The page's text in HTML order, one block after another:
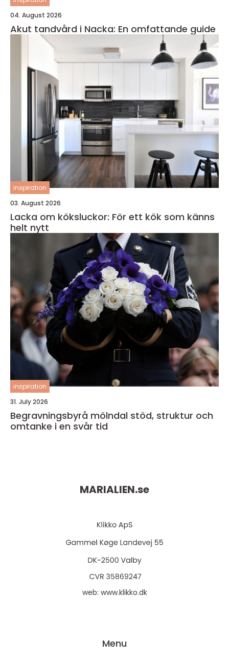
04. August 2026
Akut tandvård i Nacka: En omfattande guide
inspiration
03. August 2026
Lacka om köksluckor: För ett kök som känns
helt nytt
inspiration
31. July 2026
Begravningsbyrå mölndal stöd, struktur och
omtanke i en svår tid
MARIALIEN.se
web: www.klikko.dk
Menu